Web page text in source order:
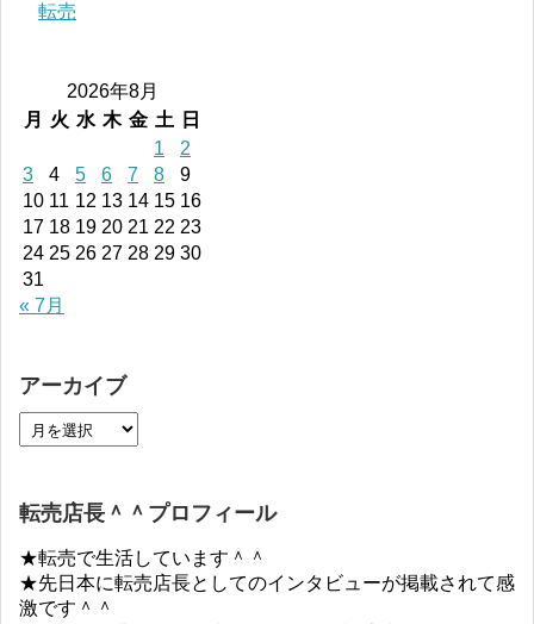
転売
2026年8月
月
火 水 木 金 土
日
1
2
3
4 5 6 7 8
9
10 11 12 13 14 15 16
17 18 19 20 21 22 23
24 25 26 27 28 29 30
31
« 7月
アーカイブ
転売店長＾＾プロフィール
★転売で生活しています＾＾
★先日本に転売店長としてのインタビューが掲載されて感
激です＾＾